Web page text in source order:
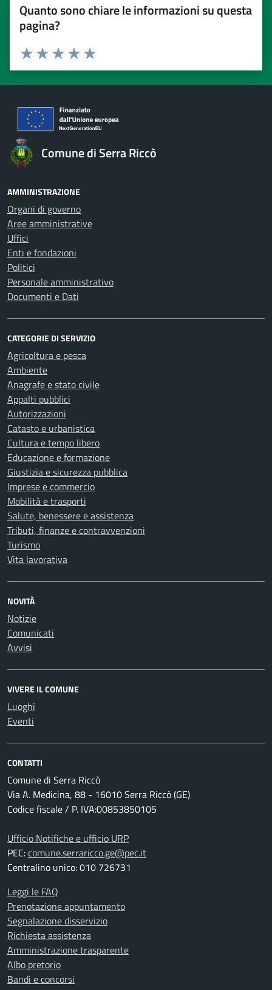
Quanto sono chiare le informazioni su questa
pagina?
Valuta 5 stelle su 5
Valuta 4 stelle su 5
Valuta 3 stelle su 5
Valuta 2 stelle su 5
Valuta 1 stelle su 5
Comune di Serra Riccò
AMMINISTRAZIONE
Organi di governo
Aree amministrative
Uffici
Enti e fondazioni
Politici
Personale amministrativo
Documenti e Dati
CATEGORIE DI SERVIZIO
Agricoltura e pesca
Ambiente
Anagrafe e stato civile
Appalti pubblici
Autorizzazioni
Catasto e urbanistica
Cultura e tempo libero
Educazione e formazione
Giustizia e sicurezza pubblica
Imprese e commercio
Mobilità e trasporti
Salute, benessere e assistenza
Tributi, finanze e contravvenzioni
Turismo
Vita lavorativa
NOVITÀ
Notizie
Comunicati
Avvisi
VIVERE IL COMUNE
Luoghi
Eventi
CONTATTI
Comune di Serra Riccò
Via A. Medicina, 88 - 16010 Serra Riccò (GE)
Codice fiscale / P. IVA:00853850105
Ufficio Notifiche e ufficio URP
PEC:comune.serraricco.ge@pec.it
Centralino unico: 010 726731
Leggi le FAQ
Prenotazione appuntamento
Segnalazione disservizio
Richiesta assistenza
Amministrazione trasparente
Albo pretorio
Bandi e concorsi